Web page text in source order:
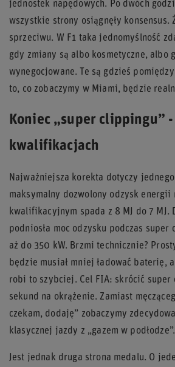
jednostek napędowych. Po dwóch
wszystkie strony osiągnęły konsensus.
sprzeciwu. W F1 taka jednomyślność
gdy zmiany są albo kosmetyczne, albo
wynegocjowane. Te są gdzieś
to, co zobaczymy w Miami, będzie
Koniec „super clippingu”
kwalifikacjach
Najważniejsza korekta dotyczy
maksymalny dozwolony odzysk energii
kwalifikacyjnym spada z 8 MJ do 7 MJ.
podniosła moc odzysku podczas super
aż do 350 kW. Brzmi technicznie?
będzie musiał mniej ładować baterię,
robi to szybciej. Cel FIA: skrócić super
sekund na okrążenie. Zamiast
czekam, dodaję” zobaczymy
klasycznej jazdy z „gazem w podłodze”.
Jest jednak druga strona medalu. O